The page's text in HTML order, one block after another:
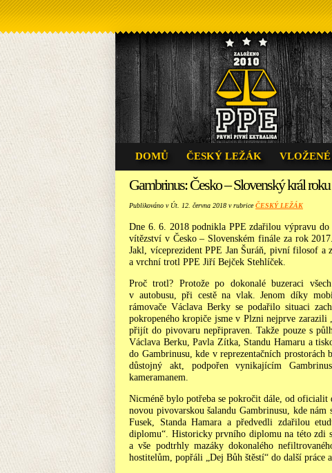
DOMŮ ČESKÝ LEŽÁK VLOŽENÉ
Gambrinus: Česko – Slovenský král
Publikováno v Út. 12. června 2018 v rubriceČESKÝ LEŽÁK
Dne 6. 6. 2018 podnikla PPE zdařilou výpravu
vítězství v Česko – Slovenském finále za rok
Jakl, víceprezident PPE Jan Šuráň, pivní filosof a
a vrchní trotl PPE Jiří Bejček Stehlíček.
Proč trotl? Protože po dokonalé buzeraci
v autobusu, při cestě na vlak. Jenom díky
rámovače Václava Berky se podařilo situaci
pokropeného kropiče jsme v Plzni nejprve
přijít do pivovaru nepřipraven. Takže pouze s
Václava Berku, Pavla Zítka, Standu Hamaru a
do Gambrinusu, kde v reprezentačních
důstojný akt, podpořen vynikajícím
kameramanem.
Nicméně bylo potřeba se pokročit dále, od oficialit
novou pivovarskou šalandu Gambrinusu, kde
Fusek, Standa Hamara a předvedli zdařilou
diplomu“. Historicky prvního diplomu na této zdi
a vše podtrhly mazáky dokonalého
hostitelům, popřáli „Dej Bůh štěstí“ do další